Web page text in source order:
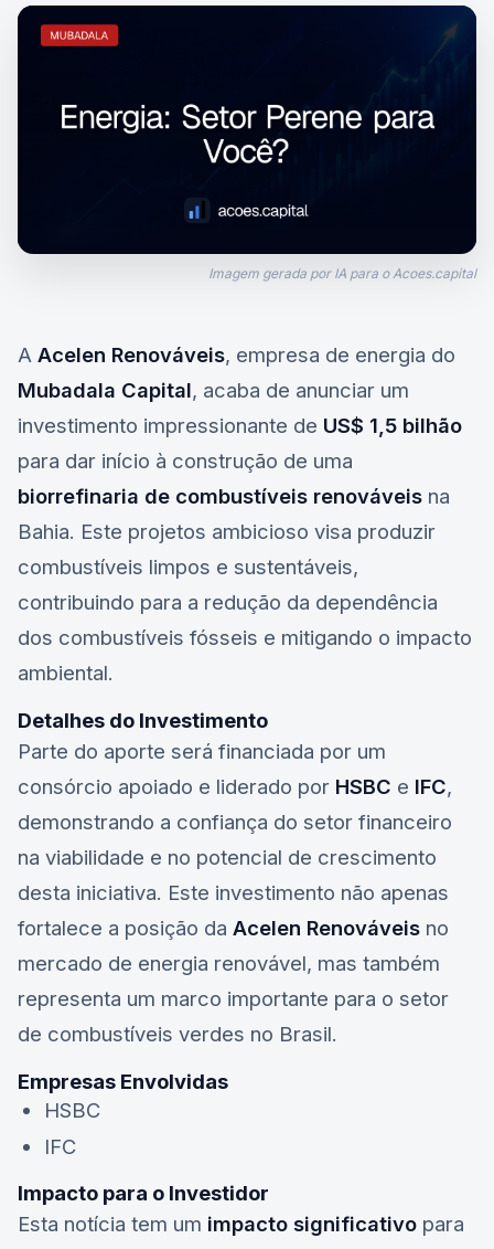
Imagem gerada por IA para o Acoes.capital
A Acelen Renováveis, empresa de energia do
Mubadala Capital, acaba de anunciar um
investimento impressionante de US$ 1,5 bilhão
para dar início à construção de uma
biorrefinaria de combustíveis renováveis na
Bahia. Este projetos ambicioso visa produzir
combustíveis limpos e sustentáveis,
contribuindo para a redução da dependência
dos combustíveis fósseis e mitigando o impacto
ambiental.
Detalhes do Investimento
Parte do aporte será financiada por um
consórcio apoiado e liderado por HSBC e IFC,
demonstrando a confiança do setor financeiro
na viabilidade e no potencial de crescimento
desta iniciativa. Este investimento não apenas
fortalece a posição da Acelen Renováveis no
mercado de energia renovável, mas também
representa um marco importante para o setor
de combustíveis verdes no Brasil.
Empresas Envolvidas
HSBC
IFC
Impacto para o Investidor
Esta notícia tem um impacto significativo para